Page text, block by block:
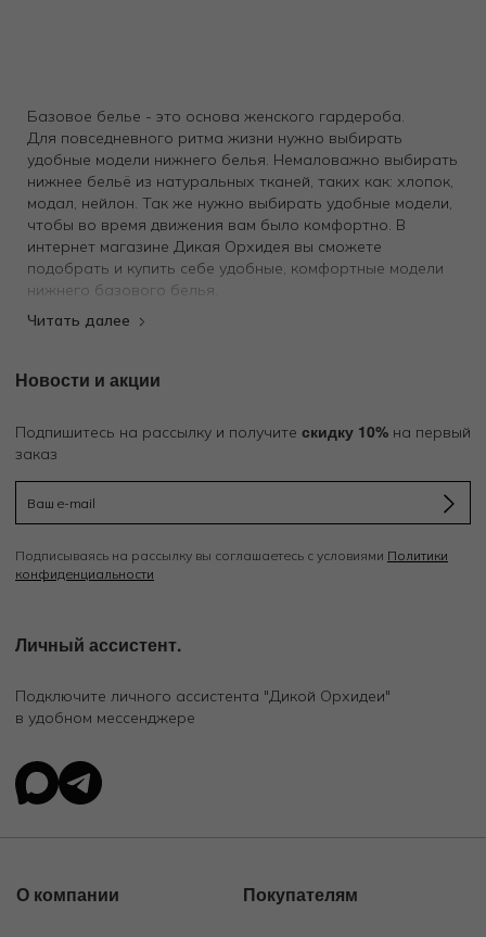
Базовое белье - это основа женского гардероба.
Для повседневного ритма жизни нужно выбирать
удобные модели нижнего белья. Немаловажно выбирать
нижнее бельё из натуральных тканей, таких как: хлопок,
модал, нейлон. Так же нужно выбирать удобные модели,
чтобы во время движения вам было комфортно. В
интернет магазине Дикая Орхидея вы сможете
подобрать и купить себе удобные, комфортные модели
нижнего базового белья.
Новости и акции
Подпишитесь на рассылку и получите скидку 10% на первый
заказ
Подписываясь на рассылку вы соглашаетесь с условиями Политики
конфиденциальности
Личный ассистент.
Подключите личного ассистента "Дикой Орхидеи"
в удобном мессенджере
О компании Покупателям